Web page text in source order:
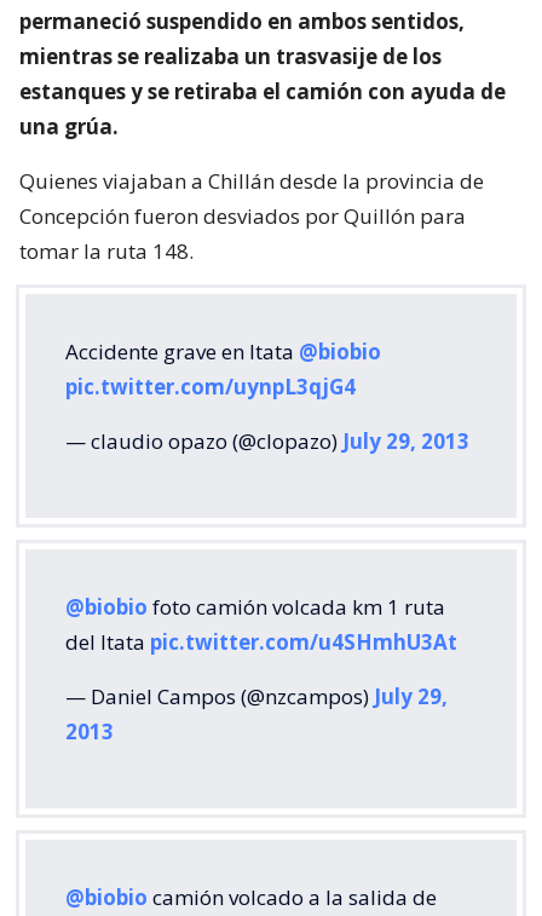
permaneció suspendido en ambos sentidos,
mientras se realizaba un trasvasije de los
estanques y se retiraba el camión con ayuda de
una grúa.
Quienes viajaban a Chillán desde la provincia de
Concepción fueron desviados por Quillón para
tomar la ruta 148.
Accidente grave en Itata @biobio
pic.twitter.com/uynpL3qjG4
— claudio opazo (@clopazo) July 29, 2013
@biobio foto camión volcada km 1 ruta
del Itata pic.twitter.com/u4SHmhU3At
— Daniel Campos (@nzcampos) July 29,
2013
@biobio camión volcado a la salida de